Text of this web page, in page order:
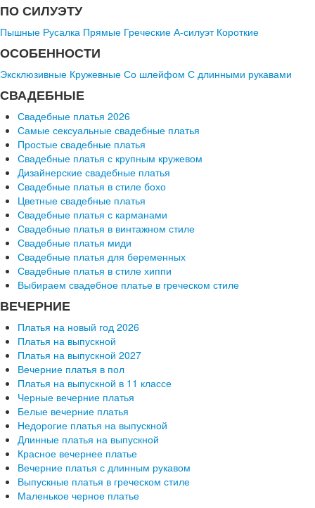
ПО СИЛУЭТУ
Пышные Русалка Прямые Греческие А-силуэт Короткие
ОСОБЕННОСТИ
Эксклюзивные Кружевные Со шлейфом С длинными рукавами
СВАДЕБНЫЕ
Свадебные платья 2026
Самые сексуальные свадебные платья
Простые свадебные платья
Свадебные платья с крупным кружевом
Дизайнерские свадебные платья
Свадебные платья в стиле бохо
Цветные свадебные платья
Свадебные платья с карманами
Свадебные платья в винтажном стиле
Свадебные платья миди
Свадебные платья для беременных
Свадебные платья в стиле хиппи
Выбираем свадебное платье в греческом стиле
ВЕЧЕРНИЕ
Платья на новый год 2026
Платья на выпускной
Платья на выпускной 2027
Вечерние платья в пол
Платья на выпускной в 11 классе
Черные вечерние платья
Белые вечерние платья
Недорогие платья на выпускной
Длинные платья на выпускной
Красное вечернее платье
Вечерние платья с длинным рукавом
Выпускные платья в греческом стиле
Маленькое черное платье